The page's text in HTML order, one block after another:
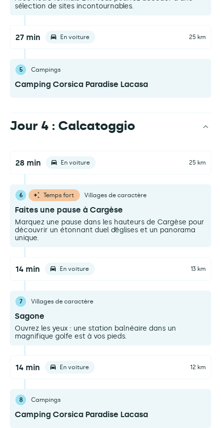
sélection de sites incontournables.
27 min En voiture 25 km
5 Campings
Camping Corsica Paradise Lacasa
Jour 4 : Calcatoggio
28 min En voiture 25 km
6 Temps fort Villages de caractère
Faites une pause à Cargèse
Marquez une pause dans les hauteurs de Cargèse pour
découvrir un étonnant duel d’églises et un panorama
unique.
14 min En voiture 13 km
7 Villages de caractère
Sagone
Ouvrez les yeux : une station balnéaire dans un
magnifique golfe est à vos pieds.
14 min En voiture 12 km
8 Campings
Camping Corsica Paradise Lacasa